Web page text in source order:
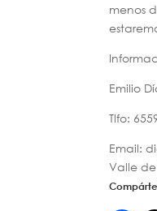
menos
Emilio
Tlfo:
Email:
Valle